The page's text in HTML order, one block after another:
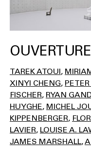
OUVERTURE
TAREK ATOUI
XINYI CHENG
FISCHER RYAN
HUYGHE MICHEL
KIPPENBERGER
LAVIER LOUISE A.
JAMES MARSHALL